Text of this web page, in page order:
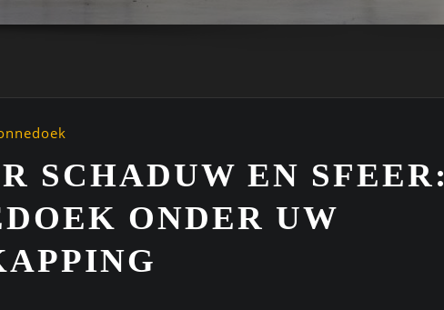
SCHADUW EN SFEER:
ONDER UW